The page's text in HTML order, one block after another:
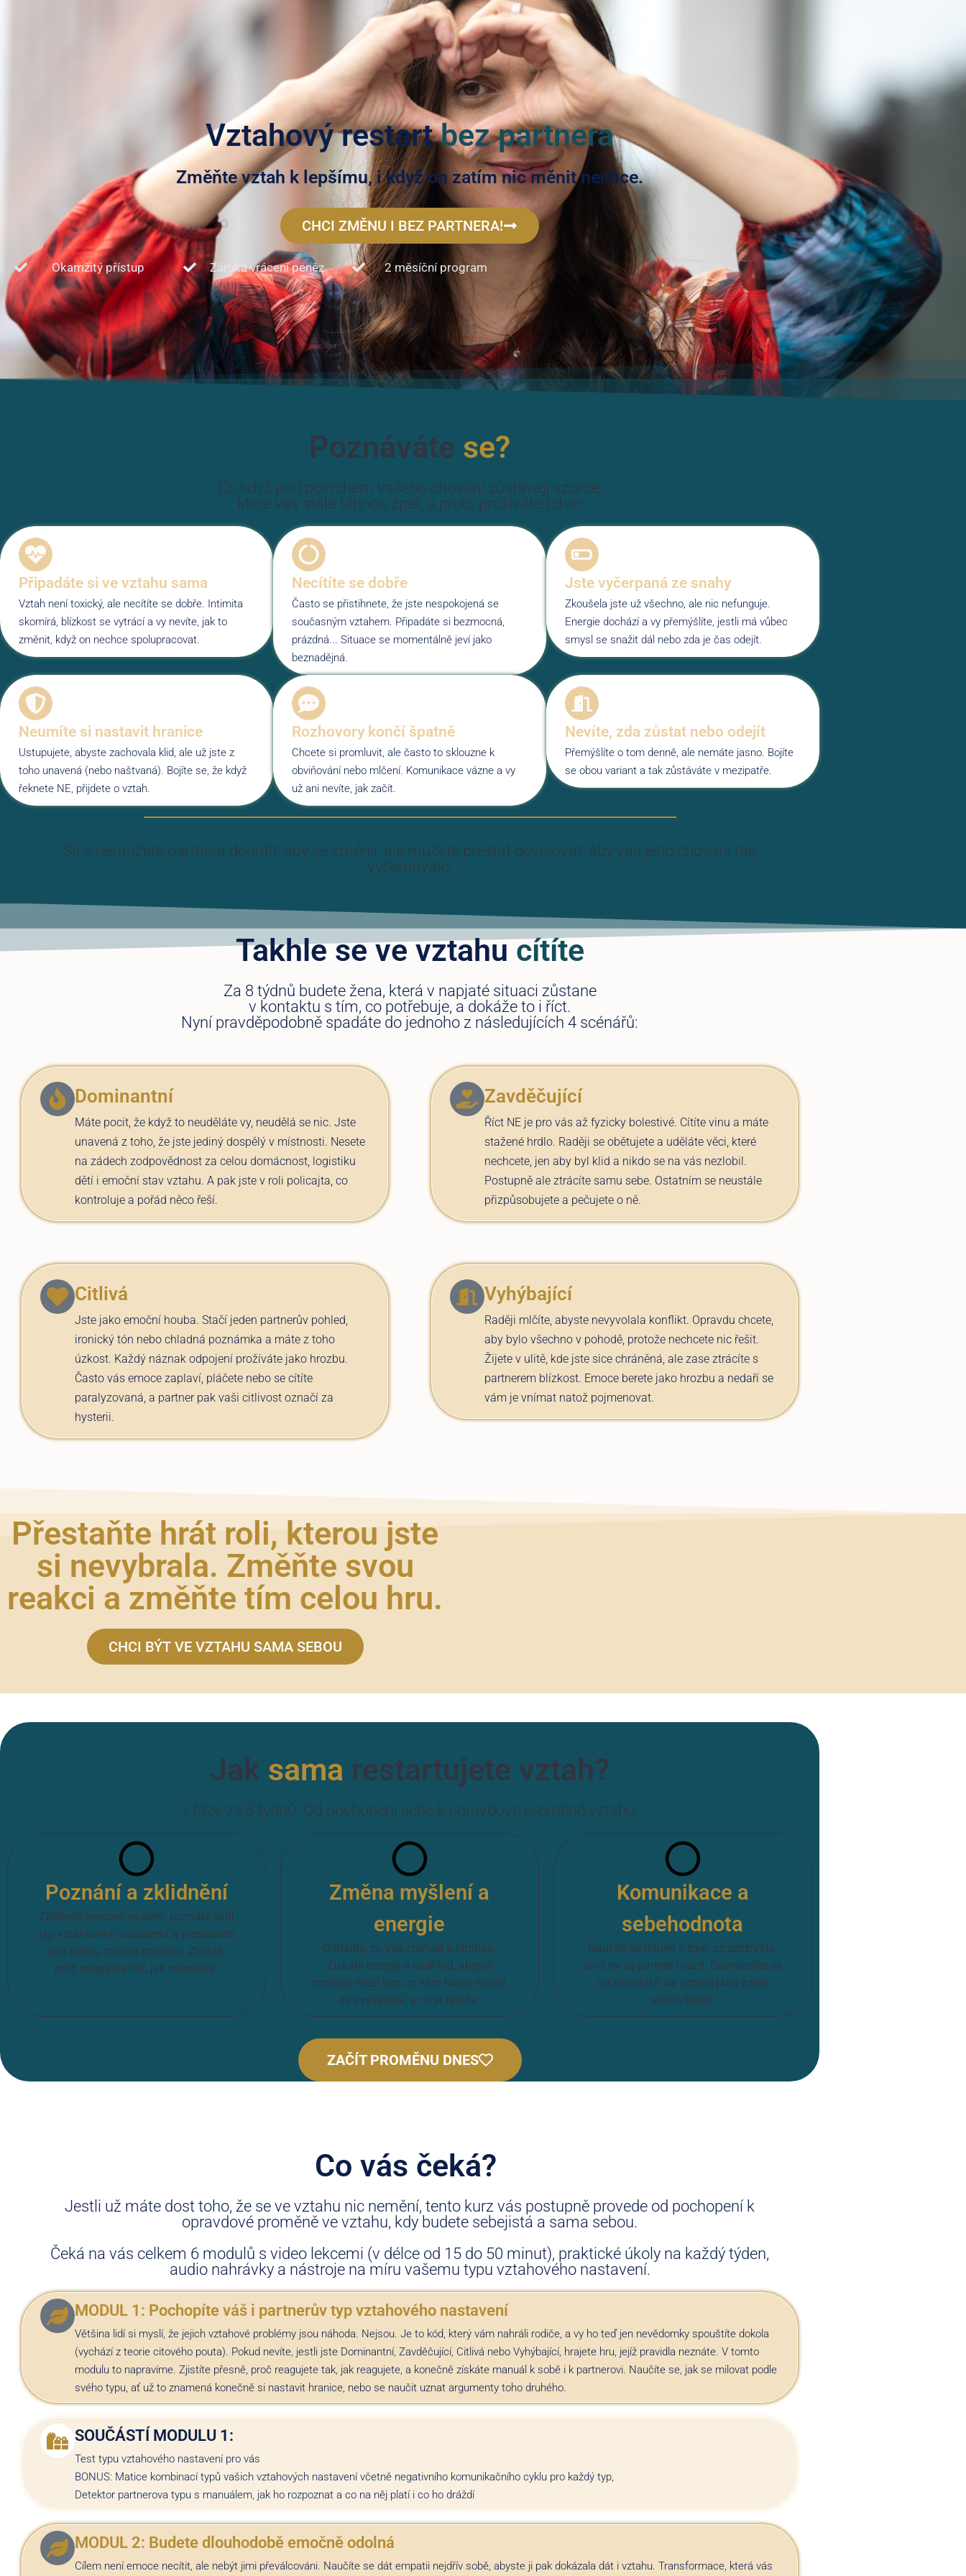
Vztahový restart bez partnera
Změňte vztah k lepšímu, i když on zatím nic měnit nechce.
CHCI ZMĚNU I BEZ PARTNERA!
Okamžitý přístup Záruka vrácení peněz 2 měsíční program
Poznáváte se?
Co když pod povrchem vašeho chování zůstávají vzorce,
které vás stále táhnou zpět, a proto prožíváte tohle:
Připadáte si ve vztahu sama
Vztah není toxický, ale necítíte se dobře. Intimita
skomírá, blízkost se vytrácí a vy nevíte, jak to
změnit, když on nechce spolupracovat.
Necítíte se dobře
Často se přistihnete, že jste nespokojená se
současným vztahem. Připadáte si bezmocná,
prázdná... Situace se momentálně jeví jako
beznadějná.
Jste vyčerpaná ze snahy
Zkoušela jste už všechno, ale nic nefunguje.
Energie dochází a vy přemýšlíte, jestli má vůbec
smysl se snažit dál nebo zda je čas odejít.
Neumíte si nastavit hranice
Ustupujete, abyste zachovala klid, ale už jste z
toho unavená (nebo naštvaná). Bojíte se, že když
řeknete NE, přijdete o vztah.
Rozhovory končí špatně
Chcete si promluvit, ale často to sklouzne k
obviňování nebo mlčení. Komunikace vázne a vy
už ani nevíte, jak začít.
Nevíte, zda zůstat nebo odejít
Přemýšlíte o tom denně, ale nemáte jasno. Bojíte
se obou variant a tak zůstáváte v mezipatře.
Sice nemůžete partnera donutit, aby se změnil, ale můžete přestat dovolovat, aby vás jeho chování tak
vyčerpávalo.
Takhle se ve vztahucítíte
Za 8 týdnů budete žena, která v napjaté situaci zůstane
v kontaktu s tím, co potřebuje, a dokáže to i říct.
Nyní pravděpodobně spadáte do jednoho z následujících 4 scénářů:
Dominantní
Máte pocit, že když to neuděláte vy, neudělá se nic. Jste
unavená z toho, že jste jediný dospělý v místnosti. Nesete
na zádech zodpovědnost za celou domácnost, logistiku
dětí i emoční stav vztahu. A pak jste v roli policajta, co
kontroluje a pořád něco řeší.
Zavděčující
Říct NE je pro vás až fyzicky bolestivé. Cítíte vinu a máte
stažené hrdlo. Raději se obětujete a uděláte věci, které
nechcete, jen aby byl klid a nikdo se na vás nezlobil.
Postupně ale ztrácíte samu sebe. Ostatním se neustále
přizpůsobujete a pečujete o ně.
Citlivá
Jste jako emoční houba. Stačí jeden partnerův pohled,
ironický tón nebo chladná poznámka a máte z toho
úzkost. Každý náznak odpojení prožíváte jako hrozbu.
Často vás emoce zaplaví, pláčete nebo se cítíte
paralyzovaná, a partner pak vaši citlivost označí za
hysterii.
Vyhýbající
Raději mlčíte, abyste nevyvolala konflikt. Opravdu chcete,
aby bylo všechno v pohodě, protože nechcete nic řešit.
Žijete v ulitě, kde jste sice chráněná, ale zase ztrácíte s
partnerem blízkost. Emoce berete jako hrozbu a nedaří se
vám je vnímat natož pojmenovat.
Přestaňte hrát roli, kterou jste
si nevybrala. Změňte svou
reakci a změňte tím celou hru.
CHCI BÝT VE VZTAHU SAMA SEBOU
Jak sama restartujete vztah?
3 fáze za 8 týdnů. Od pochopení sebe k opravdové proměně vztahu.
Poznání a zklidnění
Zklidníte nervový systém, poznáte svůj
typ vztahového nastavení a přestanete
nad sebou ztrácet kontrolu. Zjistíte,
proč reagujete tak, jak reagujete.
Změna myšlení a
energie
Odhalíte, co vás zraňuje a limituje.
Získáte energii a nadhled, abyste
rozlišila mezi tím, co vám hlava nabízí
za vysvětlení, a co je realita.
Komunikace a
sebehodnota
Naučíte se mluvit o tom, co prožíváte,
aniž by se partner urazil. Osvobodíte se
od závislosti na vztahu jako zdroji
svého štěstí.
ZAČÍT PROMĚNU DNES
Co vás čeká?
Jestli už máte dost toho, že se ve vztahu nic nemění, tento kurz vás postupně provede od pochopení k
opravdové proměně ve vztahu, kdy budete sebejistá a sama sebou.
Čeká na vás celkem 6 modulů s video lekcemi (v délce od 15 do 50 minut), praktické úkoly na každý týden,
audio nahrávky a nástroje na míru vašemu typu vztahového nastavení.
MODUL 1: Pochopíte váš i partnerův typ vztahového nastavení
Většina lidí si myslí, že jejich vztahové problémy jsou náhoda. Nejsou. Je to kód, který vám nahráli rodiče, a vy ho teď jen nevědomky spouštíte dokola
(vychází z teorie citového pouta). Pokud nevíte, jestli jste Dominantní, Zavděčující, Citlivá nebo Vyhýbající, hrajete hru, jejíž pravidla neznáte. V tomto
modulu to napravíme. Zjistíte přesně, proč reagujete tak, jak reagujete, a konečně získáte manuál k sobě i k partnerovi. Naučíte se, jak se milovat podle
svého typu, ať už to znamená konečně si nastavit hranice, nebo se naučit uznat argumenty toho druhého.
SOUČÁSTÍ MODULU 1:
Test typu vztahového nastavení pro vás
BONUS: Matice kombinací typů vašich vztahových nastavení včetně negativního komunikačního cyklu pro každý typ,
Detektor partnerova typu s manuálem, jak ho rozpoznat a co na něj platí i co ho dráždí
MODUL 2: Budete dlouhodobě emočně odolná
Cílem není emoce necítit, ale nebýt jimi převálcováni. Naučíte se dát empatii nejdřív sobě, abyste ji pak dokázala dát i vztahu. Transformace, která vás